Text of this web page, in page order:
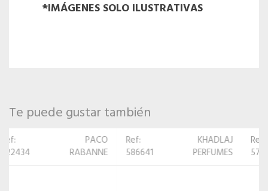
*IMÁGENES SOLO ILUSTRATIVAS
Te puede gustar también
586641
KHADLAJ
PERFUMES
576765
ARMAF